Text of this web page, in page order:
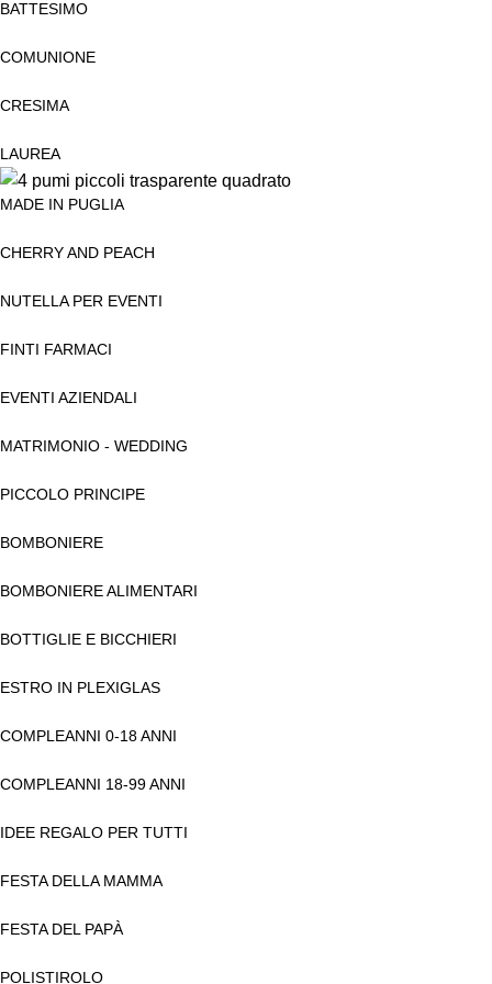
BATTESIMO
COMUNIONE
CRESIMA
LAUREA
MADE IN PUGLIA
CHERRY AND PEACH
NUTELLA PER EVENTI
FINTI FARMACI
EVENTI AZIENDALI
MATRIMONIO - WEDDING
PICCOLO PRINCIPE
BOMBONIERE
BOMBONIERE ALIMENTARI
BOTTIGLIE E BICCHIERI
ESTRO IN PLEXIGLAS
COMPLEANNI 0-18 ANNI
COMPLEANNI 18-99 ANNI
IDEE REGALO PER TUTTI
FESTA DELLA MAMMA
FESTA DEL PAPÀ
POLISTIROLO